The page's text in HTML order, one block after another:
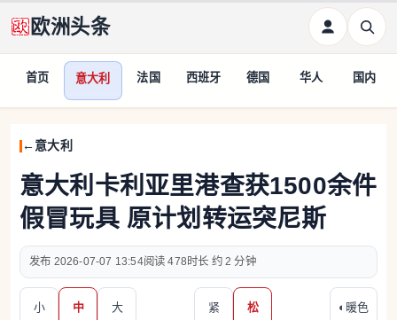
欧洲头条
首页 意大利 法国 西班牙 德国 华人 国内
意大利
意大利卡利亚里港查获1500余件
假冒玩具 原计划转运突尼斯
2026-07-07 13:54 478 约 2 分钟
小 中 大 紧 松 ◐ 暖色